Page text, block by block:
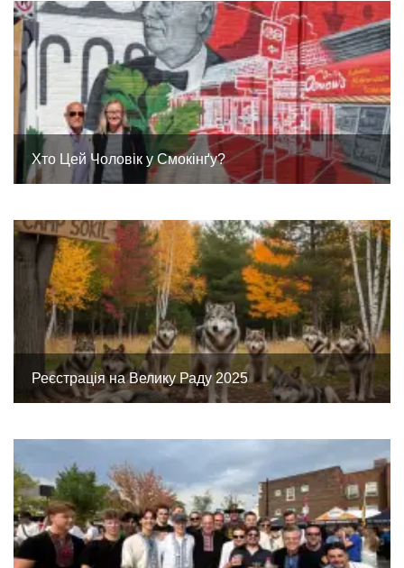
Хто Цей Чоловік у Смокінґу?
Реєстрація на Велику Раду 2025